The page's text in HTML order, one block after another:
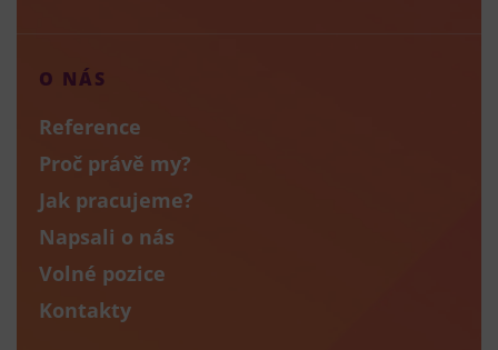
O NÁS
Reference
Proč právě my?
Jak pracujeme?
Napsali o nás
Volné pozice
Kontakty